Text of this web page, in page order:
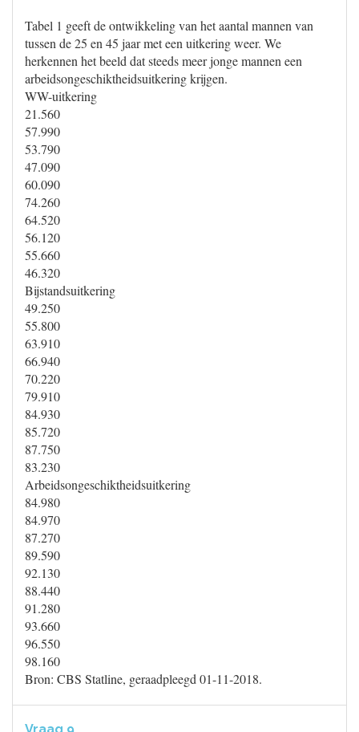
Tabel 1 geeft de ontwikkeling van het aantal mannen van
tussen de 25 en 45 jaar met een uitkering weer. We
herkennen het beeld dat steeds meer jonge mannen een
arbeidsongeschiktheidsuitkering krijgen.
WW-uitkering
21.560
57.990
53.790
47.090
60.090
74.260
64.520
56.120
55.660
46.320
Bijstandsuitkering
49.250
55.800
63.910
66.940
70.220
79.910
84.930
85.720
87.750
83.230
Arbeidsongeschiktheidsuitkering
84.980
84.970
87.270
89.590
92.130
88.440
91.280
93.660
96.550
98.160
Bron: CBS Statline, geraadpleegd 01-11-2018.